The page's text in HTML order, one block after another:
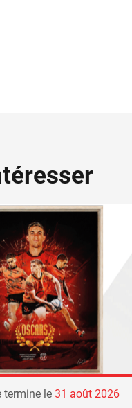
termine le 31 août 2026